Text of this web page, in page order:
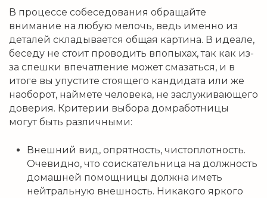
В процессе собеседования обращайте
внимание на любую мелочь, ведь именно из
деталей складывается общая картина. В идеале,
беседу не стоит проводить впопыхах, так как из-
за спешки впечатление может смазаться, и в
итоге вы упустите стоящего кандидата или же
наоборот, наймете человека, не заслуживающего
доверия. Критерии выбора домработницы
могут быть различными:
Внешний вид, опрятность, чистоплотность.
Очевидно, что соискательница на должность
домашней помощницы должна иметь
нейтральную внешность. Никакого яркого